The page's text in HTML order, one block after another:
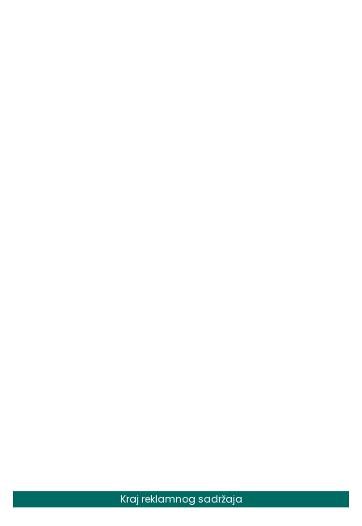
Kraj reklamnog sadržaja